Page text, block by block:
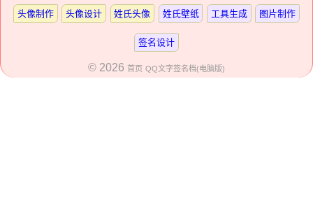
头像制作 头像设计 姓氏头像 姓氏壁纸 工具生成 图片制作
签名设计
© 2026 首页 QQ文字签名档(电脑版)